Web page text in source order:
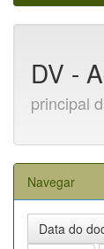
DV -
principal
Navegar